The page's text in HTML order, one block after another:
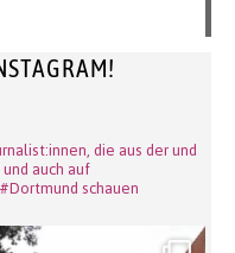
die aus der und
auch auf
schauen